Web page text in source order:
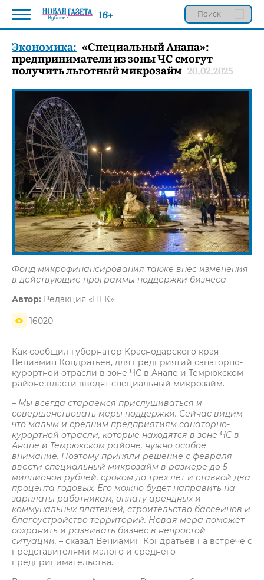
Экономика: «Специальный Анапа»:
предприниматели из зоны ЧС смогут
получить льготный микрозайм 20.02.2025
Фонд микрофинансирования также внес изменения
в действующие программы поддержки бизнеса
Автор: Редакция «НГК»
16020
Как сообщил губернатор Краснодарского края
Вениамин Кондратьев, для предприятий санаторно-
курортной отрасли в зоне ЧС в Анапе и Темрюкском
районе власти вводят специальный микрозайм.
– Мы всегда стараемся прислушиваться и
совершенствовать меры поддержки. Сейчас видим
что малым и средним предприятиям санаторно-
курортной отрасли, которые находятся в зоне ЧС в
Анапе и Темрюкском районе, нужно особое
внимание. Поэтому приняли решение с февраля
ввести специальный микрозайм в размере до 5
миллионов рублей, сроком до трех лет и ставкой два
процента годовых. Его можно будет направить на
зарплаты работникам, оплату арендных и
коммунальных платежей, строительство бассейнов и
благоустройство территорий. Новая мера поможет
сохранить и развивать бизнес в непростой
ситуации, – сказал Вениамин Кондратьев на встрече с
представителями малого и среднего
предпринимательства.
16+